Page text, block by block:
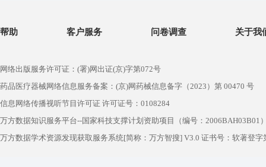
帮助 客户服务 问卷调查 关于我
网络出版服务许可证：(署)网出证(京)字第072号
药品医疗器械网络信息服务备案：(京)网药械信息备字（2023）第 00470 号
信息网络传播视听节目许可证 许可证号：0108284
万方数据知识服务平台--国家科技支撑计划资助项目（编号：2006BAH03B01
万方数据学术资源发现获取服务系统[简称：万方智搜] V3.0 证书号：软著登字